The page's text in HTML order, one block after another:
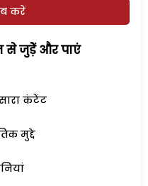
करें
से जुड़ेें और पाएं
कंटेंट
मुद्दे